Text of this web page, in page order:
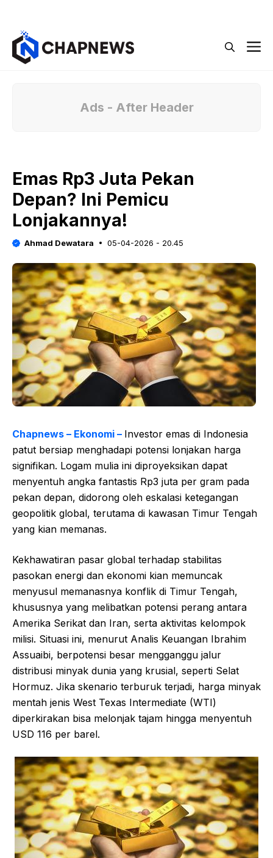
Ads - After Header
Emas Rp3 Juta Pekan
Depan? Ini Pemicu
Lonjakannya!
Ahmad Dewatara 05-04-2026 - 20.45
Chapnews – Ekonomi – Investor emas di Indonesia
patut bersiap menghadapi potensi lonjakan harga
signifikan. Logam mulia ini diproyeksikan dapat
menyentuh angka fantastis Rp3 juta per gram pada
pekan depan, didorong oleh eskalasi ketegangan
geopolitik global, terutama di kawasan Timur Tengah
yang kian memanas.
Kekhawatiran pasar global terhadap stabilitas
pasokan energi dan ekonomi kian memuncak
menyusul memanasnya konflik di Timur Tengah,
khususnya yang melibatkan potensi perang antara
Amerika Serikat dan Iran, serta aktivitas kelompok
milisi. Situasi ini, menurut Analis Keuangan Ibrahim
Assuaibi, berpotensi besar mengganggu jalur
distribusi minyak dunia yang krusial, seperti Selat
Hormuz. Jika skenario terburuk terjadi, harga minyak
mentah jenis West Texas Intermediate (WTI)
diperkirakan bisa melonjak tajam hingga menyentuh
USD 116 per barel.